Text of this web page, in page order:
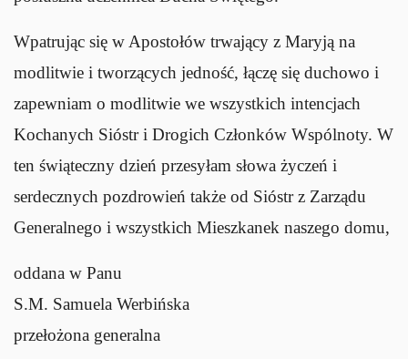
Wpatrując się w Apostołów trwający z Maryją na
modlitwie i tworzących jedność, łączę się duchowo i
zapewniam o modlitwie we wszystkich intencjach
Kochanych Sióstr i Drogich Członków Wspólnoty. W
ten świąteczny dzień przesyłam słowa życzeń i
serdecznych pozdrowień także od Sióstr z Zarządu
Generalnego i wszystkich Mieszkanek naszego domu,
oddana w Panu
S.M. Samuela Werbińska
przełożona generalna